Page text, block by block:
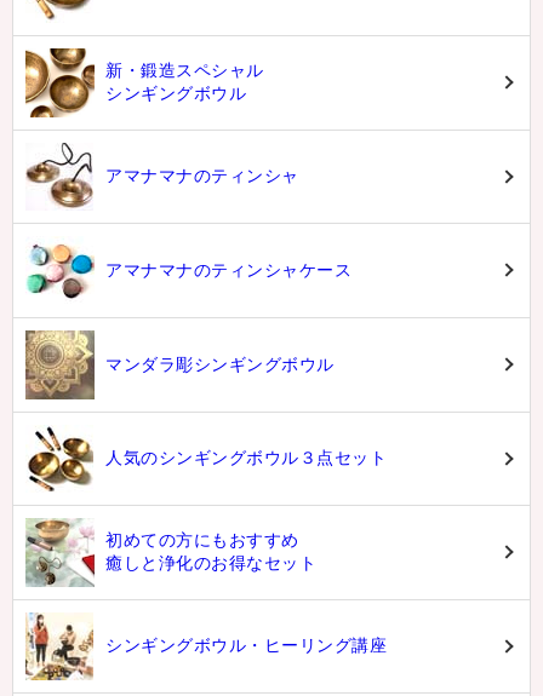
新・鍛造スペシャル
シンギングボウル
アマナマナのティンシャ
アマナマナのティンシャケース
マンダラ彫シンギングボウル
人気のシンギングボウル３点セット
初めての方にもおすすめ
癒しと浄化のお得なセット
シンギングボウル・ヒーリング講座